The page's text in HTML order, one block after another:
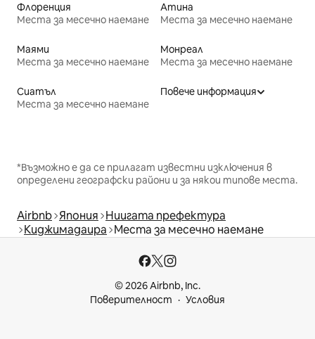
Флоренция
Места за месечно наемане
Атина
Места за месечно наемане
Маями
Места за месечно наемане
Монреал
Места за месечно наемане
Сиатъл
Места за месечно наемане
Повече информация
*Възможно е да се прилагат известни изключения в
определени географски райони и за някои типове места.
Airbnb Япония Ниигата префектура
Киджимадаира Места за месечно наемане
© 2026 Airbnb, Inc.
Поверителност
Условия